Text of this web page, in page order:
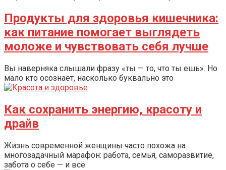
Продукты для здоровья кишечника:
как питание помогает выглядеть
моложе и чувствовать себя лучше
Вы наверняка слышали фразу «ты — то, что ты ешь». Но
мало кто осознаёт, насколько буквально это
Как сохранить энергию, красоту и
драйв
Жизнь современной женщины часто похожа на
многозадачный марафон: работа, семья, саморазвитие,
забота о себе — и всё